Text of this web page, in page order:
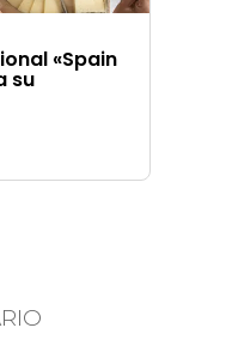
«Spain
su